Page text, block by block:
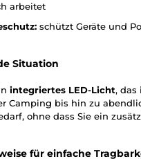
arbeitet
schützt Geräte und
Situation
integriertes LED-Licht, das
Camping bis hin zu
ohne dass Sie ein
für einfache